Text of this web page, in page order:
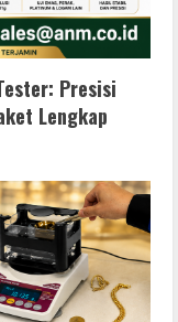
Presisi
Lengkap